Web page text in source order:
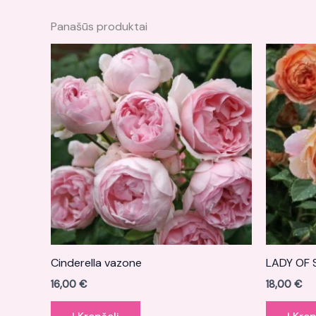
Panašūs produktai
Cinderella vazone
16,00 €
LADY OF
18,00 €